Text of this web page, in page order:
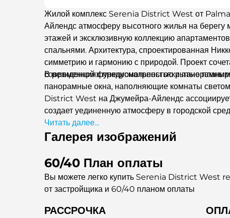
Жилой комплекс Serenia District West от
Айлендс атмосферу высотного жилья на берегу
этажей и эксклюзивную коллекцию
спальнями. Архитектура, спроектированная
симметрию и гармонию с природой. Проект
современной функциональностью и
В резиденциях предусмотрены открытые
панорамные окна, наполняющие комнаты
District West на Джумейра-Айлендс
создает уединенную атмосферу в городской
Читать далее...
Галерея изображений
60/40 План оплаты
Вы можете легко купить Serenia District West
от застройщика и 60/40 планом оплаты
РАССРОЧКА